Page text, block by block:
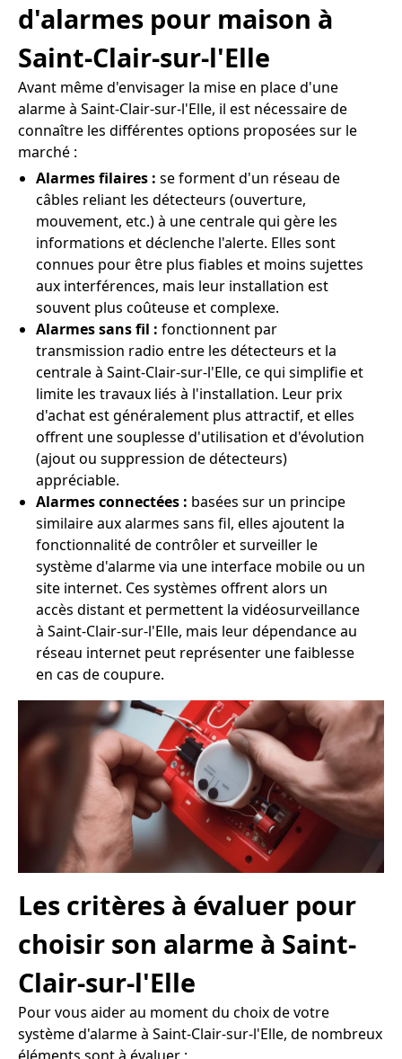
d'alarmes pour maison à
Saint-Clair-sur-l'Elle
Avant même d'envisager la mise en place d'une
alarme à Saint-Clair-sur-l'Elle, il est nécessaire de
connaître les différentes options proposées sur le
marché :
Alarmes filaires : se forment d'un réseau de
câbles reliant les détecteurs (ouverture,
mouvement, etc.) à une centrale qui gère les
informations et déclenche l'alerte. Elles sont
connues pour être plus fiables et moins sujettes
aux interférences, mais leur installation est
souvent plus coûteuse et complexe.
Alarmes sans fil : fonctionnent par
transmission radio entre les détecteurs et la
centrale à Saint-Clair-sur-l'Elle, ce qui simplifie et
limite les travaux liés à l'installation. Leur prix
d'achat est généralement plus attractif, et elles
offrent une souplesse d'utilisation et d'évolution
(ajout ou suppression de détecteurs)
appréciable.
Alarmes connectées : basées sur un principe
similaire aux alarmes sans fil, elles ajoutent la
fonctionnalité de contrôler et surveiller le
système d'alarme via une interface mobile ou un
site internet. Ces systèmes offrent alors un
accès distant et permettent la vidéosurveillance
à Saint-Clair-sur-l'Elle, mais leur dépendance au
réseau internet peut représenter une faiblesse
en cas de coupure.
Les critères à évaluer pour
choisir son alarme à Saint-
Clair-sur-l'Elle
Pour vous aider au moment du choix de votre
système d'alarme à Saint-Clair-sur-l'Elle, de nombreux